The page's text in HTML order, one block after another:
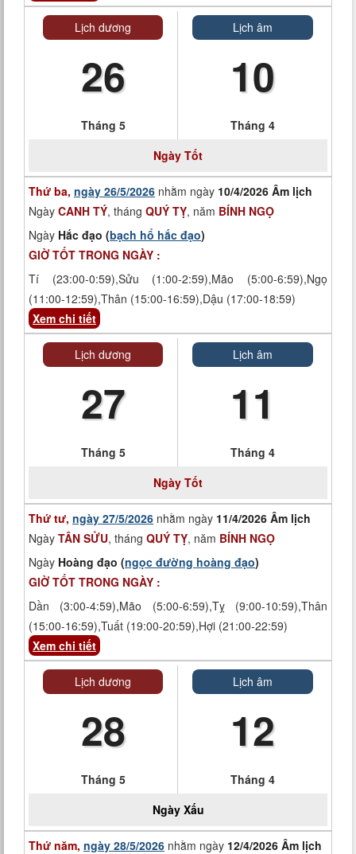
Lịch dương
26
Tháng 5
Lịch âm
10
Tháng 4
Ngày Tốt
Thứ ba, ngày 26/5/2026 nhằm ngày 10/4/2026 Âm lịch
Ngày CANH TÝ, tháng QUÝ TỴ, năm BÍNH NGỌ
Ngày Hắc đạo (bạch hổ hắc đạo)
GIỜ TỐT TRONG NGÀY :
Tí (23:00-0:59),Sửu (1:00-2:59),Mão (5:00-6:59),Ngọ
(11:00-12:59),Thân (15:00-16:59),Dậu (17:00-18:59)
Xem chi tiết
Lịch dương
27
Tháng 5
Lịch âm
11
Tháng 4
Ngày Tốt
Thứ tư, ngày 27/5/2026 nhằm ngày 11/4/2026 Âm lịch
Ngày TÂN SỬU, tháng QUÝ TỴ, năm BÍNH NGỌ
Ngày Hoàng đạo (ngọc đường hoàng đạo)
GIỜ TỐT TRONG NGÀY :
Dần (3:00-4:59),Mão (5:00-6:59),Tỵ (9:00-10:59),Thân
(15:00-16:59),Tuất (19:00-20:59),Hợi (21:00-22:59)
Xem chi tiết
Lịch dương
28
Tháng 5
Lịch âm
12
Tháng 4
Ngày Xấu
Thứ năm, ngày 28/5/2026 nhằm ngày 12/4/2026 Âm lịch